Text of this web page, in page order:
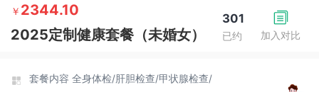
加入对比
301
已约
￥ 2344.10
2025定制健康套餐（未婚女）
套餐内容 全身体检/肝胆检查/甲状腺检查/